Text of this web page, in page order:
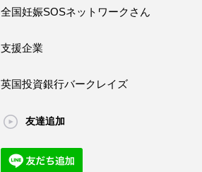
全国妊娠SOSネットワークさん
支援企業
英国投資銀行バークレイズ
友達追加